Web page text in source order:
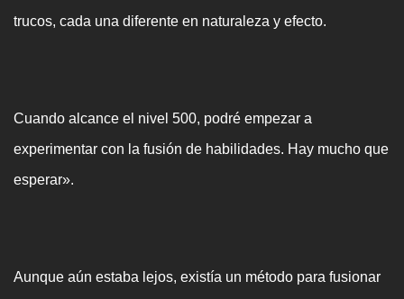
trucos, cada una diferente en naturaleza y efecto.
Cuando alcance el nivel 500, podré empezar a
experimentar con la fusión de habilidades. Hay mucho que
esperar».
Aunque aún estaba lejos, existía un método para fusionar